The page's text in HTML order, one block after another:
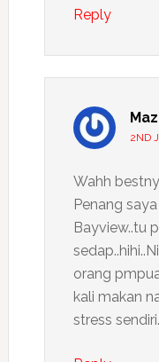
Reply
2ND
Wahh
Penang
Bayview..tu
orang
kali makan
stress